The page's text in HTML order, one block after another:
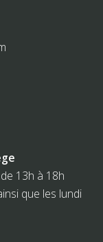
13h à 18h
que les lundi